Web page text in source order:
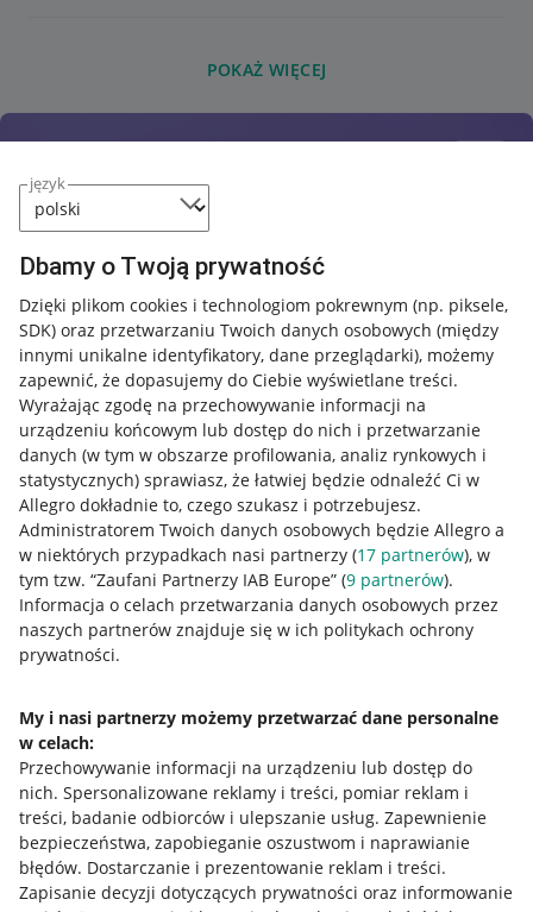
język
Dbamy o Twoją prywatność
Dzięki plikom cookies i technologiom pokrewnym (np. piksele,
SDK) oraz przetwarzaniu Twoich danych osobowych (między
innymi unikalne identyfikatory, dane przeglądarki), możemy
zapewnić, że dopasujemy do Ciebie wyświetlane treści.
Wyrażając zgodę na przechowywanie informacji na
urządzeniu końcowym lub dostęp do nich i przetwarzanie
danych (w tym w obszarze profilowania, analiz rynkowych i
statystycznych) sprawiasz, że łatwiej będzie odnaleźć Ci w
Allegro dokładnie to, czego szukasz i potrzebujesz.
Administratorem Twoich danych osobowych będzie Allegro a
w niektórych przypadkach nasi partnerzy (17 partnerów), w
tym tzw. “Zaufani Partnerzy IAB Europe” (9 partnerów).
Informacja o celach przetwarzania danych osobowych przez
naszych partnerów znajduje się w ich politykach ochrony
prywatności.
My i nasi partnerzy możemy przetwarzać dane personalne
w celach:
Przechowywanie informacji na urządzeniu lub dostęp do
nich. Spersonalizowane reklamy i treści, pomiar reklam i
treści, badanie odbiorców i ulepszanie usług. Zapewnienie
bezpieczeństwa, zapobieganie oszustwom i naprawianie
błędów. Dostarczanie i prezentowanie reklam i treści.
Zapisanie decyzji dotyczących prywatności oraz informowanie
POKAŻ WIĘCEJ
Przydatne informacje
Jak to działa
Allegro Gadane dla sprzedających
Allegro Gadane dla kupujących
Mapa miejscowości
Informacje prawne